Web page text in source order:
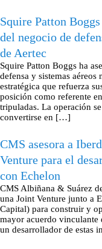
Squire Patton
del negocio de
de Aertec
Squire Patton Boggs ha
defensa y sistemas
estratégica que refuerza
posición como referente
tripuladas. La operación
convertirse en […]
CMS asesora a
Venture para el
con Echelon
CMS Albiñana & Suárez
una Joint Venture junto a
Capital) para construir y
mayor acuerdo vinculante
un desarrollador de estas